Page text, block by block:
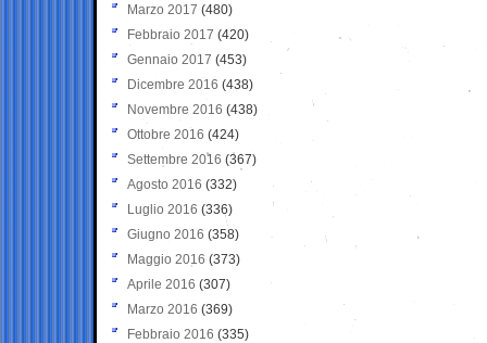
Marzo 2017 (480)
Febbraio 2017 (420)
Gennaio 2017 (453)
Dicembre 2016 (438)
Novembre 2016 (438)
Ottobre 2016 (424)
Settembre 2016 (367)
Agosto 2016 (332)
Luglio 2016 (336)
Giugno 2016 (358)
Maggio 2016 (373)
Aprile 2016 (307)
Marzo 2016 (369)
Febbraio 2016 (335)